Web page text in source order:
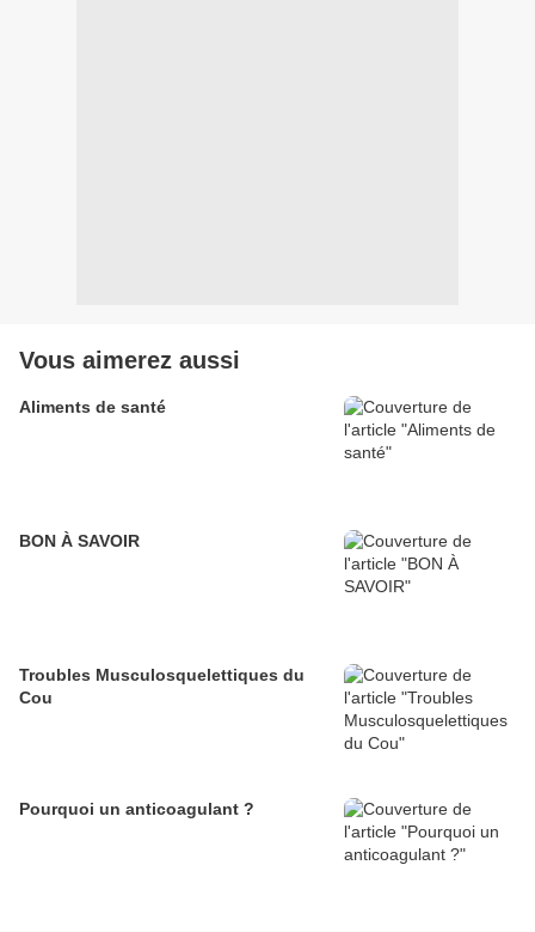
Vous aimerez aussi
Aliments de santé
BON À SAVOIR
Troubles Musculosquelettiques du
Cou
Pourquoi un anticoagulant ?